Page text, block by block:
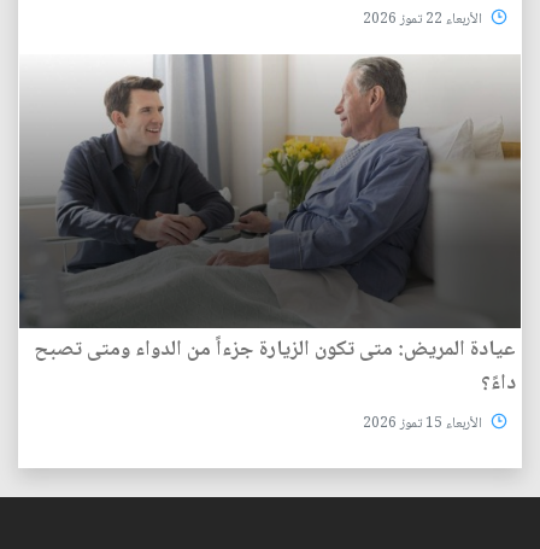
الأربعاء 22 تموز 2026
عيادة المريض: متى تكون الزيارة جزءاً من الدواء ومتى تصبح
داءً؟
الأربعاء 15 تموز 2026